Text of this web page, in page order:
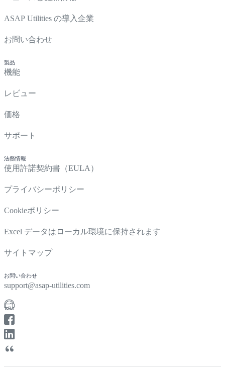
ASAP Utilities の導入企業
お問い合わせ
製品
機能
レビュー
価格
サポート
法務情報
使用許諾契約書（EULA）
プライバシーポリシー
Cookieポリシー
Excel データはローカル環境に保持されます
サイトマップ
お問い合わせ
support@asap-utilities.com